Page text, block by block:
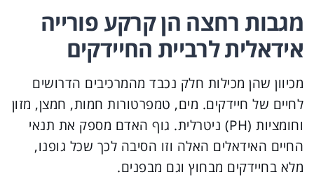
מגבות רחצה הן קרקע פורייה
אידאלית לרביית החיידקים
מכיוון שהן מכילות חלק נכבד מהמרכיבים הדרושים
לחיים של חיידקים. מים, טמפרטורות חמות, חמצן, מזון
וחומציות (PH) ניטרלית. גוף האדם מספק את תנאי
החיים האידאלים האלה וזו הסיבה לכך שכל גופנו,
מלא בחיידקים מבחוץ וגם מבפנים.